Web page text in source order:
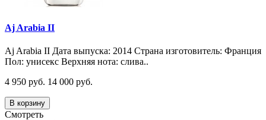
Aj Arabia II
Aj Arabia II Дата выпуска: 2014 Страна изготовитель: Франция
Пол: унисекс Верхняя нота: слива..
4 950 руб. 14 000 руб.
В корзину
Смотреть